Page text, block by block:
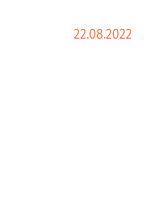
22.08.2022